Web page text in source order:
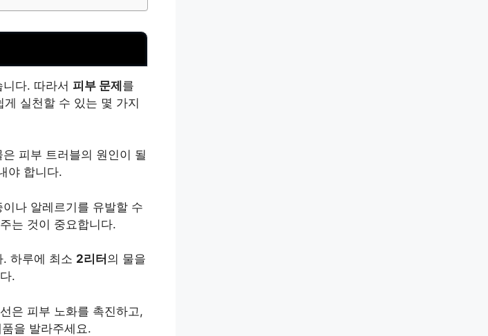
다. 따라서 피부 문제를
실천할 수 있는 몇 가지
피부 트러블의 원인이 될
야 합니다.
나 알레르기를 유발할 수
는 것이 중요합니다.
하루에 최소 2리터 의 물을
.
은 피부 노화를 촉진하고,
을 발라주세요.